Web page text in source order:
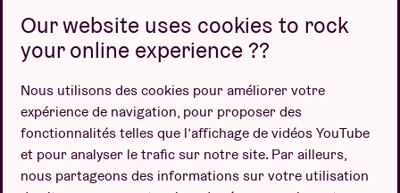
Politique de confidentialité
Politique de cookies
Conditions de vente
Design par
Our website uses cookies to rock
your online experience ??
Nous utilisons des cookies pour améliorer votre
expérience de navigation, pour proposer des
fonctionnalités telles que l’affichage de vidéos YouTube
et pour analyser le trafic sur notre site. Par ailleurs,
nous partageons des informations sur votre utilisation